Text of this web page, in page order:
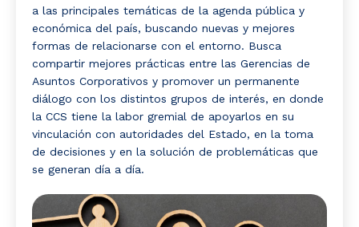
a las principales temáticas de la agenda pública y
económica del país, buscando nuevas y mejores
formas de relacionarse con el entorno. Busca
compartir mejores prácticas entre las Gerencias de
Asuntos Corporativos y promover un permanente
diálogo con los distintos grupos de interés, en donde
la CCS tiene la labor gremial de apoyarlos en su
vinculación con autoridades del Estado, en la toma
de decisiones y en la solución de problemáticas que
se generan día a día.